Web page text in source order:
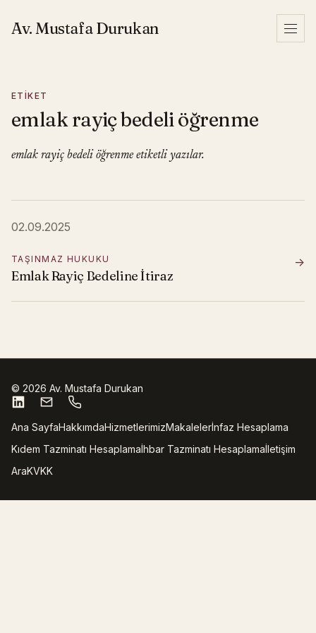
Av. Mustafa Durukan
ETIKET
emlak rayiç bedeli öğrenme
emlak rayiç bedeli öğrenme etiketli yazılar.
02.09.2025
TAŞINMAZ HUKUKU
Emlak Rayiç Bedeline İtiraz
→
© 2026 Av. Mustafa Durukan
Ana SayfaHakkımdaHizmetlerimizMakalelerİnfaz Hesaplama
Kıdem Tazminatı Hesaplamaİhbar Tazminatı Hesaplamaİletişim
AraKVKK